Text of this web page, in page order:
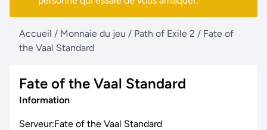
Accueil / Monnaie du jeu / Path of Exile 2 / Fate of
the Vaal Standard
Fate of the Vaal Standard
Information
Serveur:Fate of the Vaal Standard